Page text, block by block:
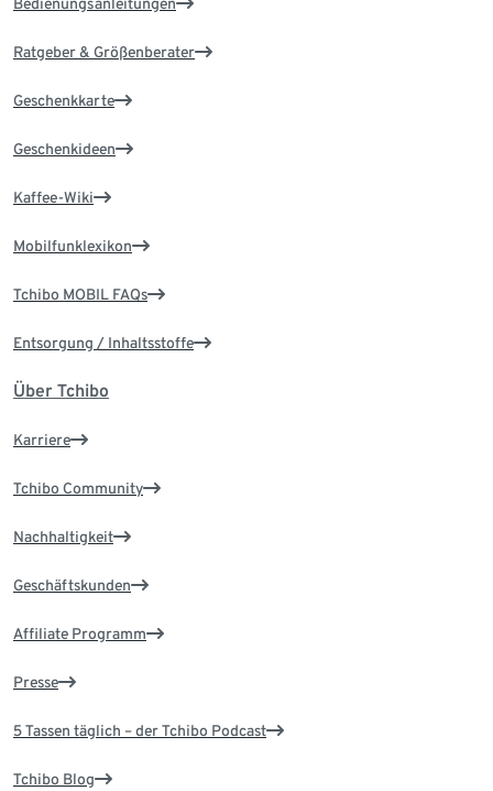
Ratgeber & Größenberater
Geschenkkarte
Geschenkideen
Kaffee-Wiki
Mobilfunklexikon
Tchibo MOBIL FAQs
Entsorgung / Inhaltsstoffe
Über Tchibo
Karriere
Tchibo Community
Nachhaltigkeit
Geschäftskunden
Affiliate Programm
Presse
5 Tassen täglich – der Tchibo Podcast
Tchibo Blog